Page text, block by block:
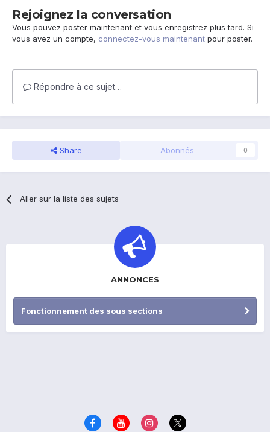
Rejoignez la conversation
Vous pouvez poster maintenant et vous enregistrez plus tard. Si
vous avez un compte, connectez-vous maintenant pour poster.
Répondre à ce sujet…
Share Abonnés 0
Aller sur la liste des sujets
ANNONCES
Fonctionnement des sous sections